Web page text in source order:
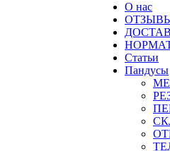
О нас
Статьи
Пандусы